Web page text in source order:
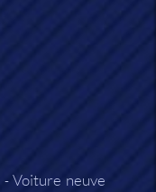
Voiture neuve